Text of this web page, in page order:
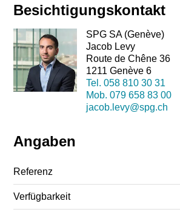
Besichtigungskontakt
SPG SA (Genève)
Jacob Levy
Route de Chêne 36
1211 Genève 6
Tel. 058 810 30 31
Mob. 079 658 83 00
jacob.levy@spg.ch
Angaben
Referenz
Verfügbarkeit